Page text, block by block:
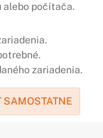
alebo počítača.
zariadenia.
SAMOSTATNE